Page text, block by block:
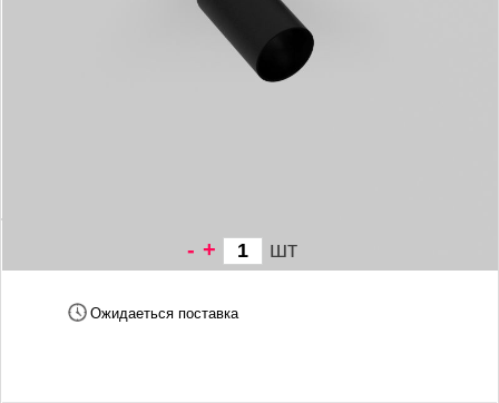
- + шт
Ожидаеться поставка